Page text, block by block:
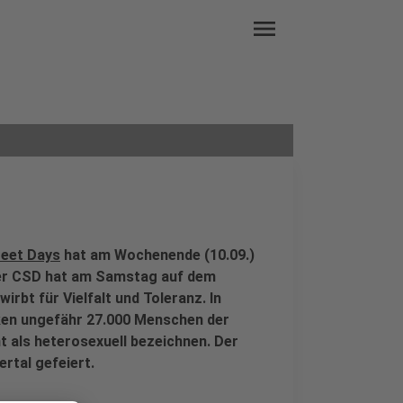
menu
Days hat am Wochenende (10.09.)
CSD hat am Samstag auf dem
für Vielfalt und Toleranz. In
ungefähr 27.000 Menschen der
als heterosexuell bezeichnen. Der
gefeiert.